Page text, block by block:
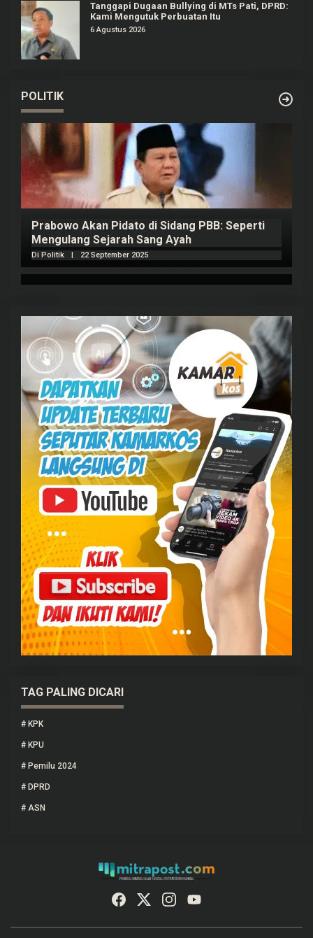
Tanggapi Dugaan Bullying di MTs Pati, DPRD:
Kami Mengutuk Perbuatan Itu
6 Agustus 2026
POLITIK
Prabowo Akan Pidato di Sidang PBB: Seperti
Mengulang Sejarah Sang Ayah
Di Politik | 22 September 2025
TAG PALING DICARI
# KPK
# KPU
# Pemilu 2024
# DPRD
# ASN